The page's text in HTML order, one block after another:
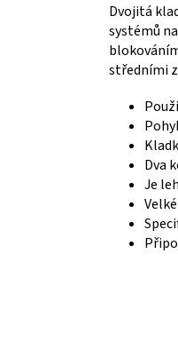
Dvojitá
systémů
středními
Dva
Je